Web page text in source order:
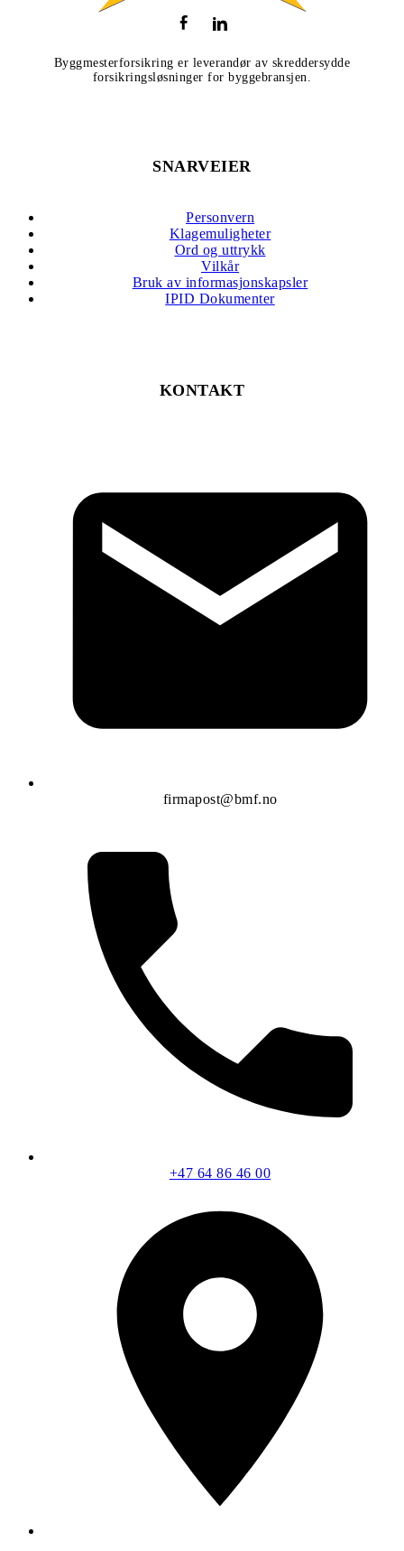
Byggmesterforsikring er leverandør av skreddersydde
forsikringsløsninger for byggebransjen.
SNARVEIER
Personvern
Klagemuligheter
Ord og uttrykk
Vilkår
Bruk av informasjonskapsler
IPID Dokumenter
KONTAKT
firmapost@bmf.no
+47 64 86 46 00